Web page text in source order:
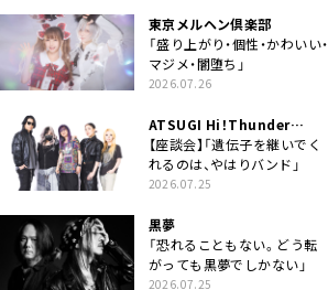
東京メルヘン倶楽部
「盛り上がり・個性・かわいい・
マジメ・闇堕ち」
2026.07.26
ATSUGI Hi！Thunder
Rock Festival
【座談会】「遺伝子を継いでく
れるのは、やはりバンド」
2026.07.25
黒夢
「恐れることもない。どう転
がっても黒夢でしかない」
2026.07.25